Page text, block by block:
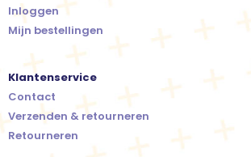
Inloggen
Mijn bestellingen
Klantenservice
Contact
Verzenden & retourneren
Retourneren